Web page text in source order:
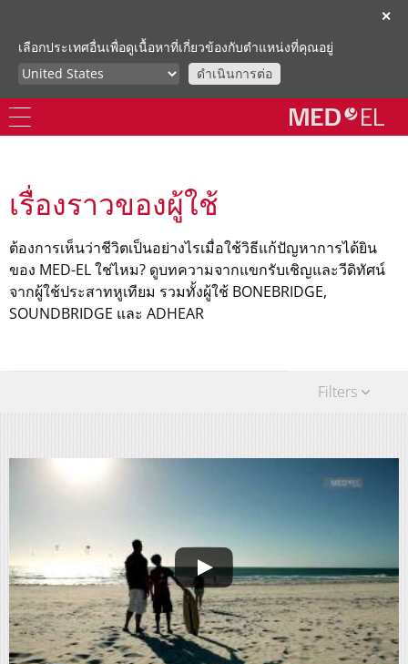
✕
เลือกประเทศอื่นเพื่อดูเนื้อหาที่เกี่ยวข้องกับตำแหน่งที่คุณอยู่
ดำเนินการต่อ
เรื่องราวของผู้ใช้
ต้องการเห็นว่าชีวิตเป็นอย่างไรเมื่อใช้วิธีแก้ปัญหาการได้ยิน
ของ MED-EL ใช่ไหม? ดูบทความจากแขกรับเชิญและวีดิทัศน์
จากผู้ใช้ประสาทหูเทียม รวมทั้งผู้ใช้ BONEBRIDGE,
SOUNDBRIDGE และ ADHEAR
Filters